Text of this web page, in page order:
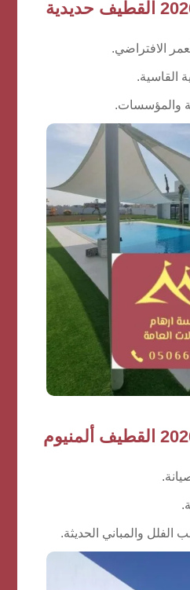
الافتراضي.
القاسية.
والمؤسسات.
والمباني الحديثة.